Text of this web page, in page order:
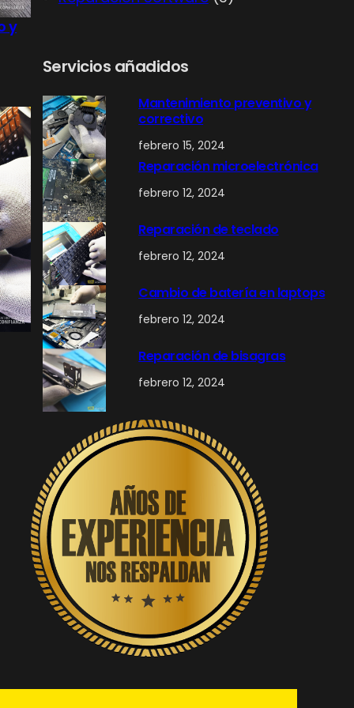
y
u
t
o
s
c
s
u
o
Servicios añadidos
Mantenimiento preventivo y
correctivo
febrero 15, 2024
Reparación microelectrónica
febrero 12, 2024
Reparación de teclado
febrero 12, 2024
Cambio de batería en laptops
febrero 12, 2024
Reparación de bisagras
febrero 12, 2024